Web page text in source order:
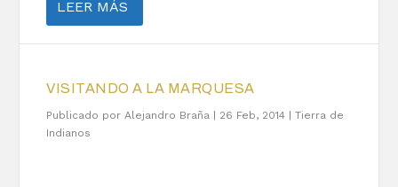
LEER MÁS
VISITANDO A LA MARQUESA
Publicado porAlejandro Braña 26 Feb, 2014 |Tierra de
Indianos